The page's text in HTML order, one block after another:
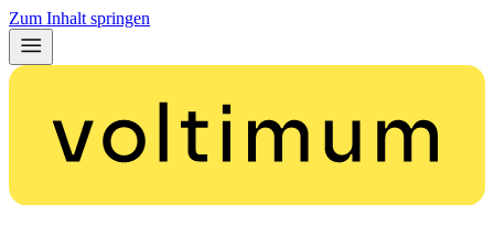
Zum Inhalt springen